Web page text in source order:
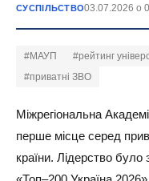
СУСПІЛЬСТВО03.07.2026 о
#МАУП #рейтинг
#приватні ЗВО
Міжрегіональна
перше місце серед
країни. Лідерство було